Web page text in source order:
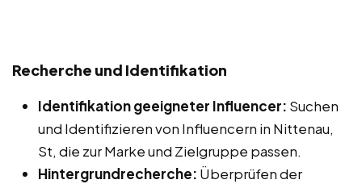
Recherche und Identifikation
Identifikation geeigneter Influencer: Suchen
und Identifizieren von Influencern in Nittenau,
St, die zur Marke und Zielgruppe passen.
Hintergrundrecherche: Überprüfen der